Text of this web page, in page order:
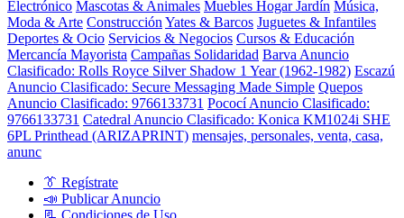
Electrónico Mascotas & Animales Muebles Hogar Jardín Música,
Moda & Arte ConstrucciónYates & Barcos Juguetes & Infantiles
Deportes & Ocio Servicios & Negocios Cursos & Educación
Mercancía Mayorista Campañas Solidaridad Barva Anuncio
Clasificado: Rolls Royce Silver Shadow 1 Year (1962-1982) Escazú
Anuncio Clasificado: Secure Messaging Made Simple Quepos
Anuncio Clasificado: 9766133731 Pococí Anuncio Clasificado:
9766133731 Catedral Anuncio Clasificado: Konica KM1024i SHE
6PL Printhead (ARIZAPRINT) mensajes, personales, venta, casa,
anunc
👔 Regístrate
📣 Publicar Anuncio